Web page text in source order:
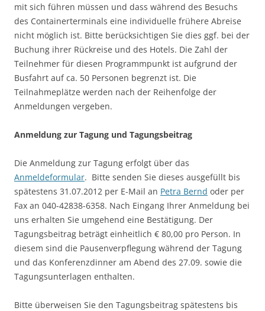
mit sich führen müssen und dass während des Besuchs
des Containerterminals eine individuelle frühere Abreise
nicht möglich ist. Bitte berücksichtigen Sie dies ggf. bei der
Buchung ihrer Rückreise und des Hotels. Die Zahl der
Teilnehmer für diesen Programmpunkt ist aufgrund der
Busfahrt auf ca. 50 Personen begrenzt ist. Die
Teilnahmeplätze werden nach der Reihenfolge der
Anmeldungen vergeben.
Anmeldung zur Tagung und Tagungsbeitrag
Die Anmeldung zur Tagung erfolgt über das
Anmeldeformular. Bitte senden Sie dieses ausgefüllt bis
spätestens 31.07.2012 per E-Mail an Petra Bernd oder per
Fax an 040-42838-6358. Nach Eingang Ihrer Anmeldung bei
uns erhalten Sie umgehend eine Bestätigung. Der
Tagungsbeitrag beträgt einheitlich € 80,00 pro Person. In
diesem sind die Pausenverpflegung während der Tagung
und das Konferenzdinner am Abend des 27.09. sowie die
Tagungsunterlagen enthalten.
Bitte überweisen Sie den Tagungsbeitrag spätestens bis